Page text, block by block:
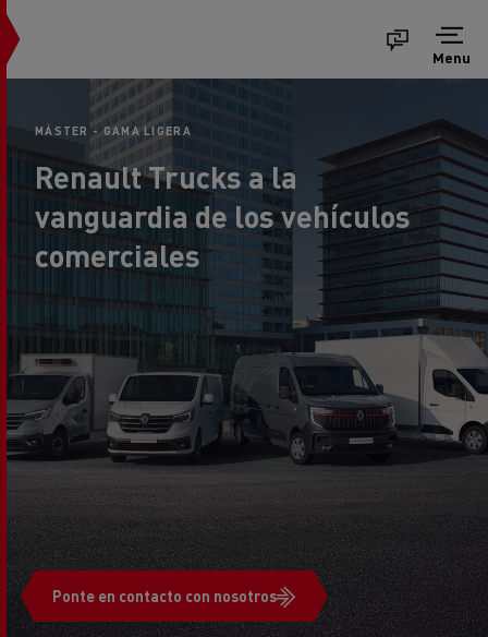
Menu
MÁSTER - GAMA LIGERA
Renault Trucks a la
vanguardia de los vehículos
comerciales
Ponte en contacto con nosotros